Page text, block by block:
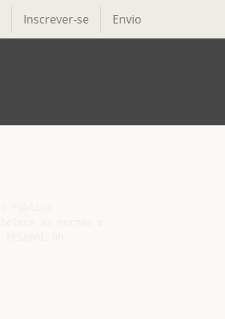
Inscrever-se Envio